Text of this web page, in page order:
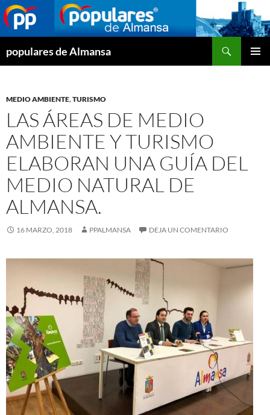
populares de Almansa
MEDIO AMBIENTE,TURISMO
LAS ÁREAS DE MEDIO
AMBIENTE Y TURISMO
ELABORAN UNA GUÍA DEL
MEDIO NATURAL DE
ALMANSA.
16 MARZO, 2018 PPALMANSA DEJA UN COMENTARIO